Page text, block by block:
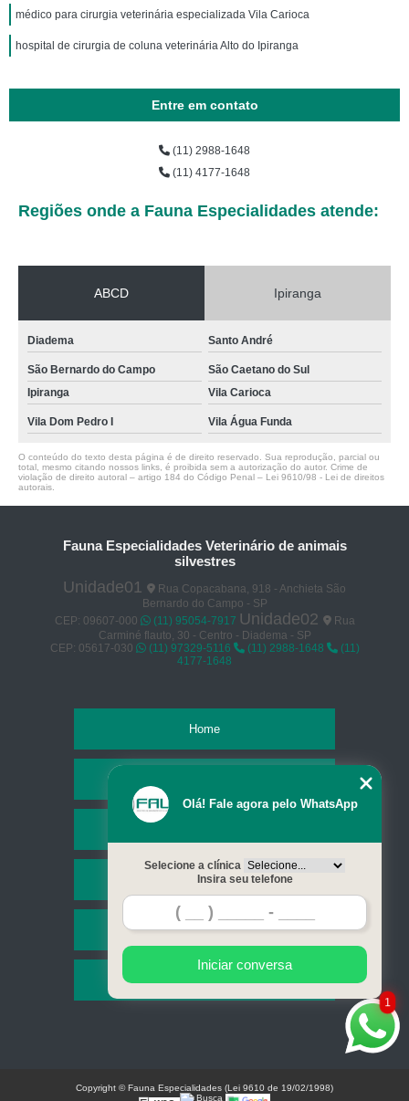
médico para cirurgia veterinária especializada Vila Carioca
hospital de cirurgia de coluna veterinária Alto do Ipiranga
Entre em contato
(11) 2988-1648
(11) 4177-1648
Regiões onde a Fauna Especialidades atende:
ABCD Ipiranga
Diadema Santo André
São Bernardo do Campo
São Caetano do Sul
Ipiranga
Vila Carioca
Vila Dom Pedro I Vila Água Funda
O conteúdo do texto desta página é de direito reservado. Sua reprodução, parcial ou
total, mesmo citando nossos links, é proibida sem a autorização do autor. Crime de
violação de direito autoral – artigo 184 do Código Penal – Lei 9610/98 - Lei de direitos
autorais
Fauna Especialidades Veterinário de animais
silvestres
Unidade01
Rua Copacabana, 918 - Anchieta São
Bernardo do Campo - SP
CEP: 09607-000
(11) 95054-7917 Unidade02
Rua
Carminé flauto, 30 - Centro - Diadema - SP
CEP: 05617-030
(11) 97329-5116 (11) 2988-1648
(11)
4177-1648
Home
Serviços
Contato
Mapa do site
1
Olá! Fale agora pelo WhatsApp
Selecione a clínica
Insira seu telefone
Iniciar conversa
Copyright © Fauna Especialidades (Lei 9610 de 19/02/1998)